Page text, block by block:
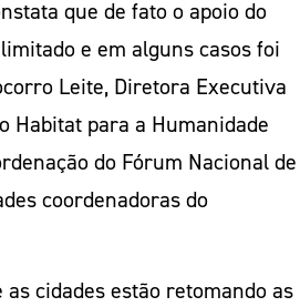
que de fato o apoio do
e em alguns casos foi
Leite, Diretora Executiva
Habitat para a Humanidade
do Fórum Nacional de
coordenadoras do
cidades estão retomando as